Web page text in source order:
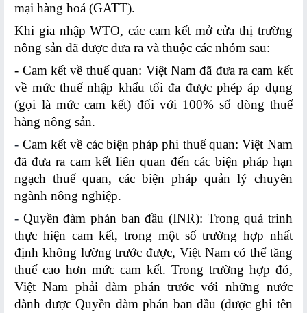
Công
Thương
Hoạt
động
TMĐT
khác
HOẠT
ĐỘNG
TMĐT
Web
Sàn
giao
dịch
TMĐT
mại hàng hoá (GATT).
Khi gia nhập WTO, các cam kết mở cửa thị trường
nông sản đã được đưa ra và thuộc các nhóm sau:
- Cam kết về thuế quan: Việt Nam đã đưa ra cam kết
về mức thuế nhập khẩu tối đa được phép áp dụng
(gọi là mức cam kết) đối với 100% số dòng thuế
hàng nông sản.
- Cam kết về các biện pháp phi thuế quan: Việt Nam
đã đưa ra cam kết liên quan đến các biện pháp hạn
ngạch thuế quan, các biện pháp quản lý chuyên
ngành nông nghiệp.
- Quyền đàm phán ban đầu (INR): Trong quá trình
thực hiện cam kết, trong một số trường hợp nhất
định không lường trước được, Việt Nam có thể tăng
thuế cao hơn mức cam kết. Trong trường hợp đó,
Việt Nam phải đàm phán trước với những nước
dành được Quyền đàm phán ban đầu (được ghi tên